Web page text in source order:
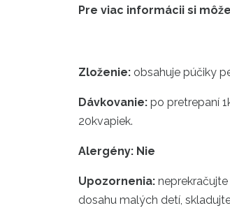
Pre viac informácii si
Zloženie: obsahuje púčiky
Dávkovanie: po pretrepaní
20kvapiek.
Alergény: Nie
Upozornenia:
dosahu malých detí,